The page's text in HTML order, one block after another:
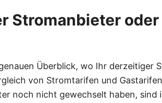
Stromanbieter
Überblick, wo Ihr derzeitiger
von Stromtarifen und
noch nicht gewechselt haben, sind